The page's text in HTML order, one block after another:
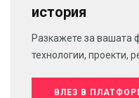
история
Разкажете за вашата
технологии, проекти,
ВЛЕЗ В